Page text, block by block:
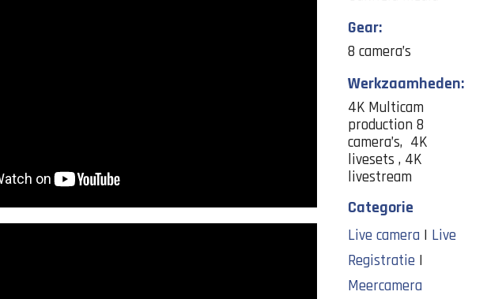
Gear:
8 camera’s
Werkzaamheden:
4K Multicam
production 8
camera’s, 4K
livesets , 4K
livestream
Categorie
Live camera | Live
Registratie |
Meercamera